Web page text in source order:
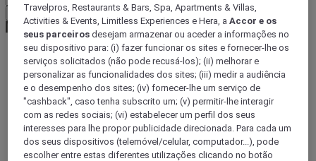
Confirmar a moeda
World
Europe
France
Rhone-Alps
RHONE
Caluire et Cuire
Travelpros, Restaurants & Bars, Spa, Apartments & Villas,
Activities & Events, Limitless Experiences e Hera, aAccor e os
seus parceiros desejam armazenar ou aceder a informações no
seu dispositivo para: (i) fazer funcionar os sites e fornecer-lhe os
serviços solicitados (não pode recusá-los); (ii) melhorar e
personalizar as funcionalidades dos sites; (iii) medir a audiência
e o desempenho dos sites; (iv) fornecer-lhe um serviço de
"cashback", caso tenha subscrito um; (v) permitir-lhe interagir
com as redes sociais; (vi) estabelecer um perfil dos seus
interesses para lhe propor publicidade direcionada. Para cada um
dos seus dispositivos (telemóvel/celular, computador...), pode
escolher entre estas diferentes utilizações clicando no botão